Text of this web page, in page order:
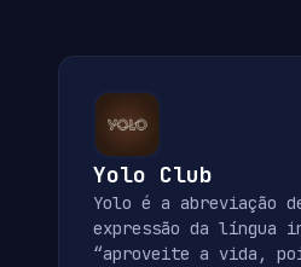
Yolo Club
Yolo é a abreviação
expressão da língua
“aproveite a vida,